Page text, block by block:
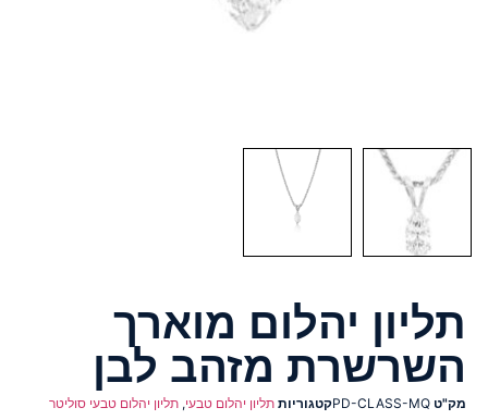
תליון יהלום מוארך
השרשרת מזהב לבן
מק"ט PD-CLASS-MQקטגוריות תליון יהלום טבעי, תליון יהלום טבעי סוליטר